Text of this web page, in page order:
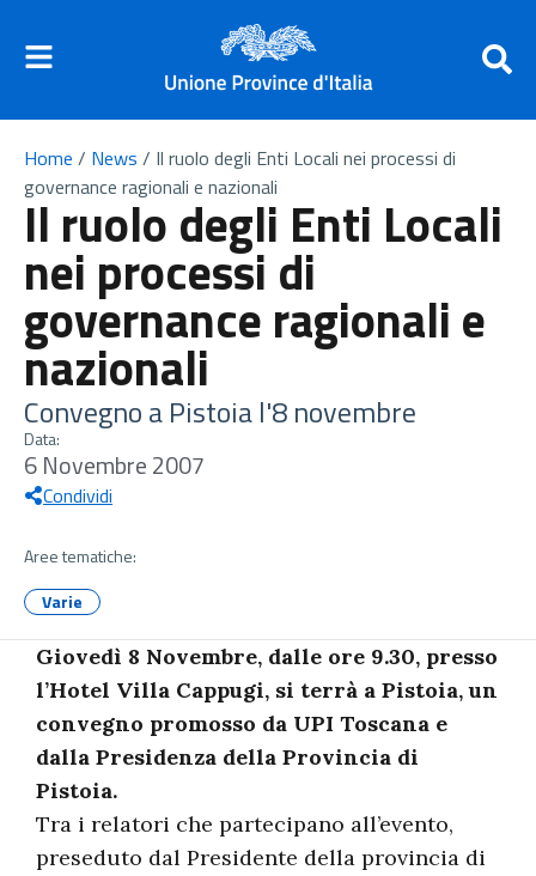
Home / News / Il ruolo degli Enti Locali nei processi di
governance ragionali e nazionali
Il ruolo degli Enti Locali
nei processi di
governance ragionali e
nazionali
Convegno a Pistoia l'8 novembre
Data:
6 Novembre 2007
Condividi
Aree tematiche:
Varie
Giovedì 8 Novembre, dalle ore 9.30, presso
l’Hotel Villa Cappugi, si terrà a Pistoia, un
convegno promosso da UPI Toscana e
dalla Presidenza della Provincia di
Pistoia.
Tra i relatori che partecipano all’evento,
preseduto dal Presidente della provincia di